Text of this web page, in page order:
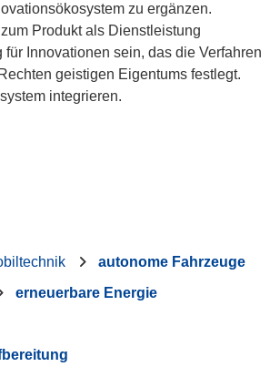
zu ergänzen.
Produkt als Dienstleistung
Innovationen sein, das die Verfahren
geistigen Eigentums festlegt.
integrieren.
autonome Fahrzeuge
erneuerbare Energie